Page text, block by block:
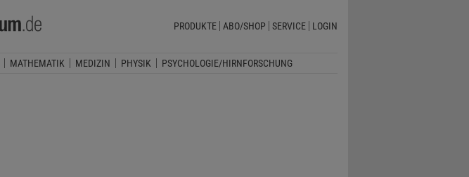
PRODUKTE ABO/SHOP SERVICE LOGIN
MATHEMATIK MEDIZIN PHYSIK PSYCHOLOGIE/HIRNFORSCHUNG